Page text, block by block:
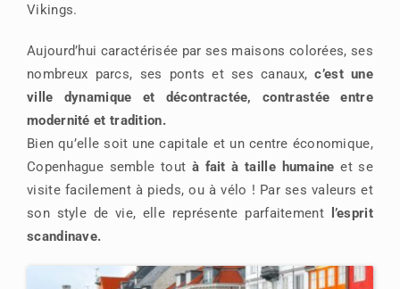
Vikings.
Aujourd’hui caractérisée par ses maisons colorées, ses
nombreux parcs, ses ponts et ses canaux,c’est une
ville dynamique et décontractée, contrastée entre
modernité et tradition.
Bien qu’elle soit une capitale et un centre économique,
Copenhague semble tout à fait à taille humaine et se
visite facilement à pieds, ou à vélo ! Par ses valeurs et
son style de vie, elle représente parfaitementl’esprit
scandinave.